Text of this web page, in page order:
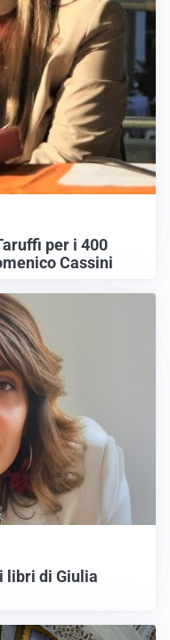
per i 400
Cassini
libri di Giulia